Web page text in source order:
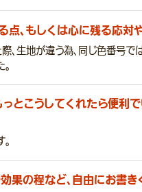
、もしくは心に残る応対
、生地が違う為、同じ色番号で
とこうしてくれたら便利
果の程など、自由にお書き